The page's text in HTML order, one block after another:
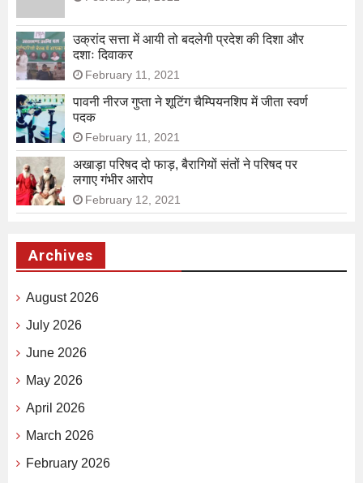
उक्रांद सत्ता में आयी तो बदलेगी प्रदेश की दिशा और
दशाः दिवाकर
February 11, 2021
पावनी नीरज गुप्ता ने शूटिंग चैम्पियनशिप में जीता स्वर्ण
पदक
February 11, 2021
अखाड़ा परिषद दो फाड़, बैरागियों संतों ने परिषद पर
लगाए गंभीर आरोप
February 12, 2021
Archives
August 2026
July 2026
June 2026
May 2026
April 2026
March 2026
February 2026